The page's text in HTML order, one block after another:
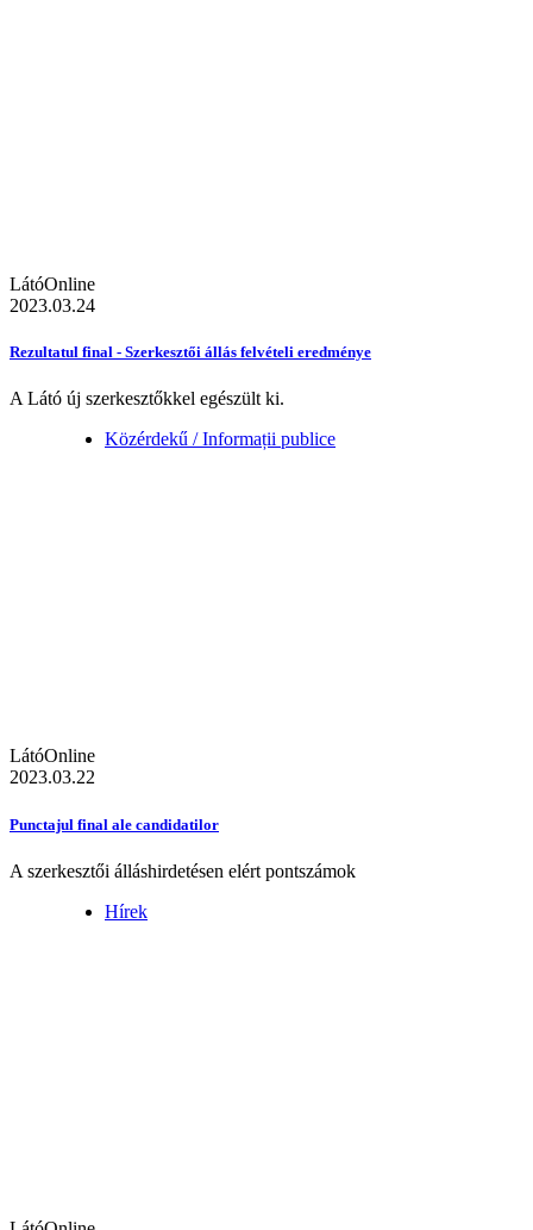
LátóOnline
2023.03.24
Rezultatul final - Szerkesztői állás felvételi eredménye
A Látó új szerkesztőkkel egészült ki.
Közérdekű / Informații publice
LátóOnline
2023.03.22
Punctajul final ale candidatilor
A szerkesztői álláshirdetésen elért pontszámok
Hírek